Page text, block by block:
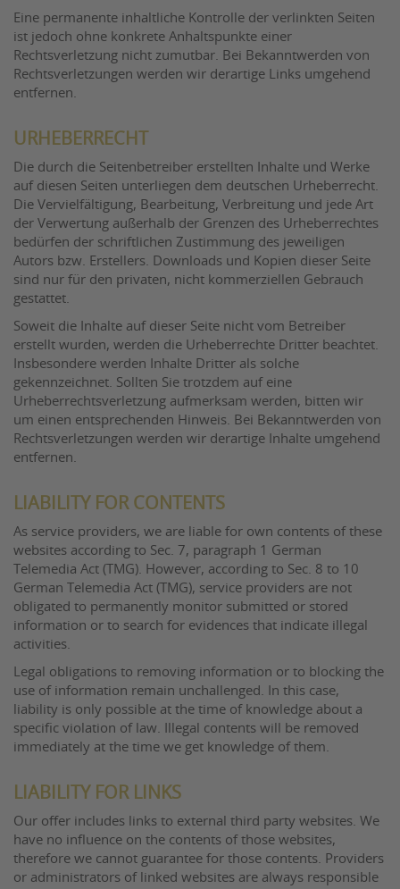
Eine permanente inhaltliche Kontrolle der verlinkten Seiten
ist jedoch ohne konkrete Anhaltspunkte einer
Rechtsverletzung nicht zumutbar. Bei Bekanntwerden von
Rechtsverletzungen werden wir derartige Links umgehend
entfernen.
URHEBERRECHT
Die durch die Seitenbetreiber erstellten Inhalte und Werke
auf diesen Seiten unterliegen dem deutschen Urheberrecht.
Die Vervielfältigung, Bearbeitung, Verbreitung und jede Art
der Verwertung außerhalb der Grenzen des Urheberrechtes
bedürfen der schriftlichen Zustimmung des jeweiligen
Autors bzw. Erstellers. Downloads und Kopien dieser Seite
sind nur für den privaten, nicht kommerziellen Gebrauch
gestattet.
Soweit die Inhalte auf dieser Seite nicht vom Betreiber
erstellt wurden, werden die Urheberrechte Dritter beachtet.
Insbesondere werden Inhalte Dritter als solche
gekennzeichnet. Sollten Sie trotzdem auf eine
Urheberrechtsverletzung aufmerksam werden, bitten wir
um einen entsprechenden Hinweis. Bei Bekanntwerden von
Rechtsverletzungen werden wir derartige Inhalte umgehend
entfernen.
LIABILITY FOR CONTENTS
As service providers, we are liable for own contents of these
websites according to Sec. 7, paragraph 1 German
Telemedia Act (TMG). However, according to Sec. 8 to 10
German Telemedia Act (TMG), service providers are not
obligated to permanently monitor submitted or stored
information or to search for evidences that indicate illegal
activities.
Legal obligations to removing information or to blocking the
use of information remain unchallenged. In this case,
liability is only possible at the time of knowledge about a
specific violation of law. Illegal contents will be removed
immediately at the time we get knowledge of them.
LIABILITY FOR LINKS
Our offer includes links to external third party websites. We
have no influence on the contents of those websites,
therefore we cannot guarantee for those contents. Providers
or administrators of linked websites are always responsible